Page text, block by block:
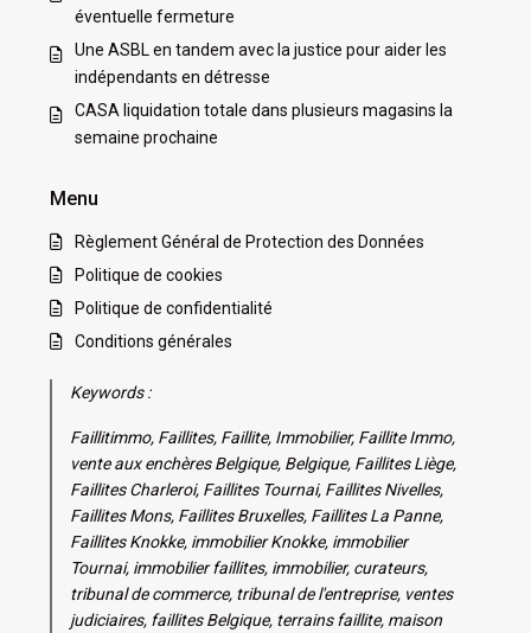
éventuelle fermeture
Une ASBL en tandem avec la justice pour aider les
indépendants en détresse
CASA liquidation totale dans plusieurs magasins la
semaine prochaine
Menu
Règlement Général de Protection des Données
Politique de cookies
Politique de confidentialité
Conditions générales
Keywords :
Faillitimmo, Faillites, Faillite, Immobilier, Faillite Immo,
vente aux enchères Belgique, Belgique, Faillites Liège,
Faillites Charleroi, Faillites Tournai, Faillites Nivelles,
Faillites Mons, Faillites Bruxelles, Faillites La Panne,
Faillites Knokke, immobilier Knokke, immobilier
Tournai, immobilier faillites, immobilier, curateurs,
tribunal de commerce, tribunal de l'entreprise, ventes
judiciaires, faillites Belgique, terrains faillite, maison